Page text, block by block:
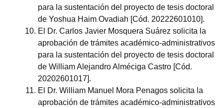
para la sustentación del proyecto de tesis doctoral
de Yoshua Haim Ovadiah [Cód. 20222601010].
El Dr. Carlos Javier Mosquera Suárez solicita la
aprobación de trámites académico-administrativos
para la sustentación del proyecto de tesis doctoral
de William Alejandro Alméciga Castro [Cód.
20202601017].
El Dr. William Manuel Mora Penagos solicita la
aprobación de trámites académico-administrativos